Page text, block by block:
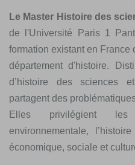
Le Master Histoire des
de l'Université Paris 1
formation existant en
département d'histoire.
d’histoire des sciences
partagent des
Elles privilégient
environnementale,
économique, sociale et